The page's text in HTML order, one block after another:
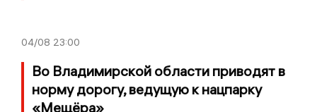
04/08 23:00
Во Владимирской области приводят в
норму дорогу, ведущую к нацпарку
«Мещёра»